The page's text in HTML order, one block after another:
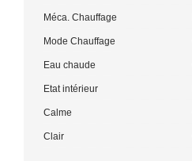
Méca. Chauffage
Mode Chauffage
Eau chaude
Etat intérieur
Calme
Clair